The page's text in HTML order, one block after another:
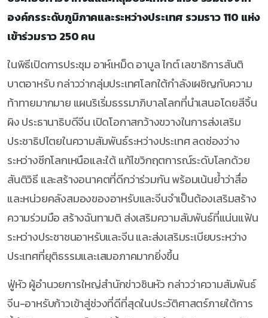
องค์กรระดับภูมิภาคและระหว่างประเทศ รวมราว 110 แห่ง
เข้าร่วมราว 250 คน
ในพิธีเปิดการประชุม อาห์เหม็ด อาบูล ไกต์ เลขาธิการสันติ
บาตอาหรับ กล่าวว่ากลุ่มประเทศโลกใต้กำลังเผชิญกับความ
ท้าทายมากมาย แผนริเริ่มธรรมาภิบาลโลกที่นำเสนอโดยสีจิ้น
ผิง ประธานาธิบดีจีน เปิดโอกาสกว้างขวางในการส่งเสริม
ประชาธิปไตยในความสัมพันธ์ระหว่างประเทศ ลดช่องว่าง
ระหว่างซีกโลกเหนือและใต้ แก้ไขวิกฤตการณ์ระดับโลกด้วย
สันติวิธี และสร้างอนาคตที่ดีกว่าร่วมกัน พร้อมเน้นย้ำว่าสื่อ
และหน่วยคลังสมองของอาหรับและจีนจำเป็นต้องเสริมสร้าง
ความร่วมมือ สร้างฉันทามติ ส่งเสริมความสัมพันธ์ที่แน่นแฟ้น
ระหว่างประชาชนอาหรับและจีน และส่งเสริมระเบียบระหว่าง
ประเทศที่ยุติธรรมและเสมอภาคมากยิ่งขึ้น
ฟู่หัว ผู้อำนวยการใหญ่สำนักข่าวซินหัว กล่าวว่าความสัมพันธ์
จีน-อาหรับก้าวเข้าสู่ช่วงที่ดีที่สุดในประวัติศาสตร์ภายใต้การ